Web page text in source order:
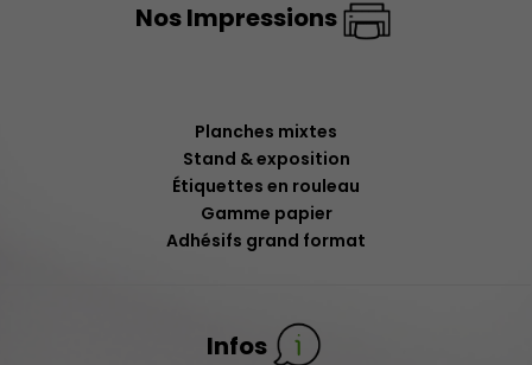
Nos Impressions
Planches mixtes
Stand & exposition
Étiquettes en rouleau
Gamme papier
Adhésifs grand format
Infos